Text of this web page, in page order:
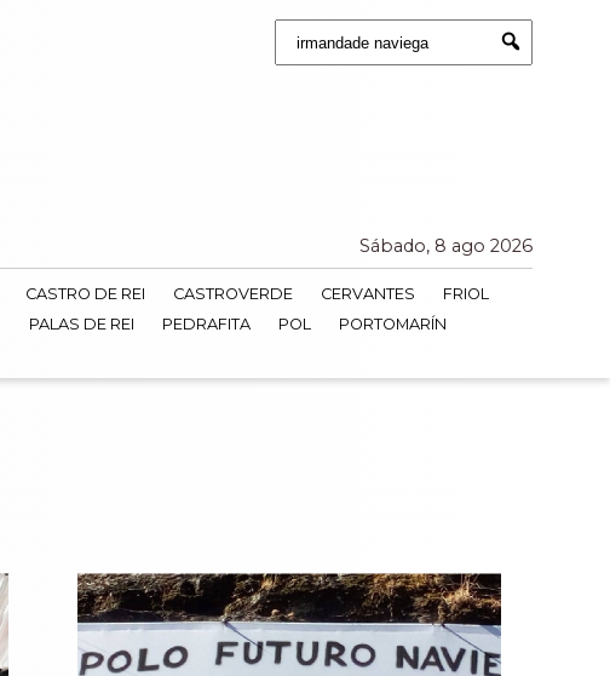
Submit
Sábado, 8 ago 2026
CASTRO DE REI CASTROVERDE CERVANTES
FRIOL
PALAS DE REI PEDRAFITA POL
PORTOMARÍN